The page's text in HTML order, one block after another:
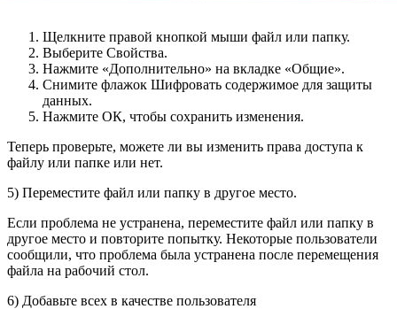
Щелкните правой кнопкой мыши файл или папку.
Выберите Свойства.
Нажмите «Дополнительно» на вкладке «Общие».
Снимите флажок Шифровать содержимое для защиты
данных.
Нажмите ОК, чтобы сохранить изменения.
Теперь проверьте, можете ли вы изменить права доступа к
файлу или папке или нет.
5) Переместите файл или папку в другое место.
Если проблема не устранена, переместите файл или папку в
другое место и повторите попытку. Некоторые пользователи
сообщили, что проблема была устранена после перемещения
файла на рабочий стол.
6) Добавьте всех в качестве пользователя